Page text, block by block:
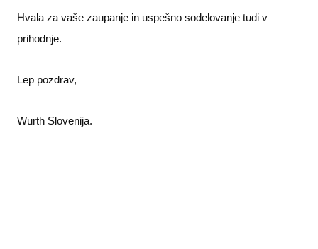
Hvala za vaše zaupanje in uspešno sodelovanje tudi v
prihodnje.
Lep pozdrav,
Wurth Slovenija.